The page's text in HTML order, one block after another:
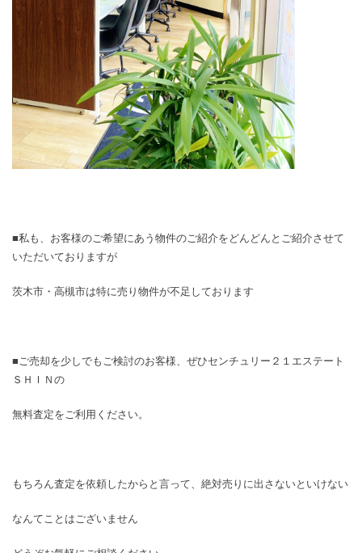
■私も、お客様のご希望にあう物件のご紹介をどんどんとご紹介させて
いただいておりますが
茨木市・高槻市は特に売り物件が不足しております
■ご売却を少しでもご検討のお客様、ぜひセンチュリー２１エステート
ＳＨＩＮの
無料査定をご利用ください。
もちろん査定を依頼したからと言って、絶対売りに出さないといけない
なんてことはございません